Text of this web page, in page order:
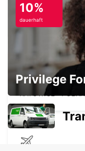
POZNAN
POZNAN - POLAND
HOTEL VIENNA
KATOWICE -
10%
dauerhaft
Privilege